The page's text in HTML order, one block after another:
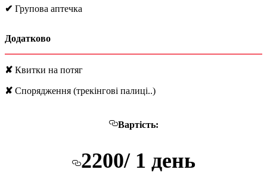
✔ Групова аптечка
Додатково
✘ Квитки на потяг
✘ Спорядження (трекінгові палиці..)
Вартість:
2200/ 1 день